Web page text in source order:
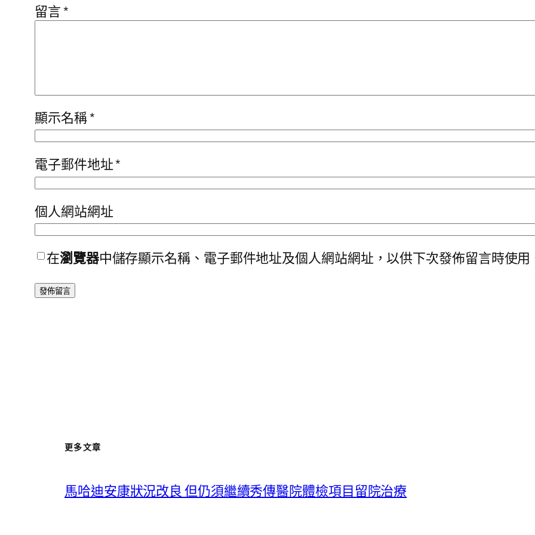
留言*
顯示名稱*
電子郵件地址*
個人網站網址
在瀏覽器中儲存顯示名稱、電子郵件地址及個人網站網址，以供下次發佈留言時使用
更多文章
馬哈迪安康狀況改良 但仍須繼續秀傳醫院體檢項目留院治療